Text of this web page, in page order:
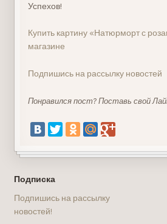
Успехов!
Купить картину «Натюрморт с
магазине
Подпишись на рассылку новостей
Понравился пост? Поставь свой
Подписка
Подпишись на рассылку
новостей!